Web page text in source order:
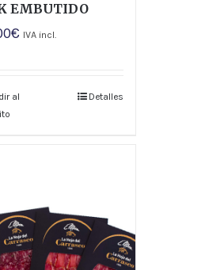
EMBUTIDO
€ IVA incl.
al
Detalles